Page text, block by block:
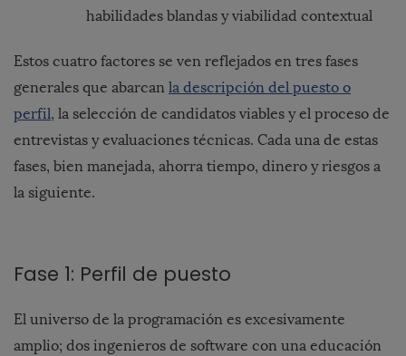
habilidades blandas y viabilidad contextual
Estos cuatro factores se ven reflejados en tres fases
generales que abarcan la descripción del puesto o
perfil, la selección de candidatos viables y el proceso de
entrevistas y evaluaciones técnicas. Cada una de estas
fases, bien manejada, ahorra tiempo, dinero y riesgos a
la siguiente.
Fase 1: Perfil de puesto
El universo de la programación es excesivamente
amplio; dos ingenieros de software con una educación